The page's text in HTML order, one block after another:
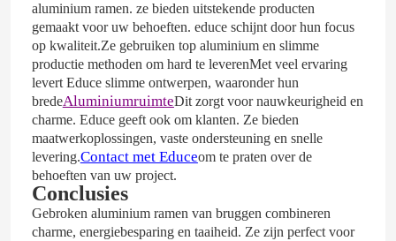
aluminium ramen. ze bieden uitstekende producten
gemaakt voor uw behoeften. educe schijnt door hun focus
op kwaliteit.Ze gebruiken top aluminium en slimme
productie methoden om hard te leverenMet veel ervaring
levert Educe slimme ontwerpen, waaronder hun
bredeAluminiumruimteDit zorgt voor nauwkeurigheid en
charme. Educe geeft ook om klanten. Ze bieden
maatwerkoplossingen, vaste ondersteuning en snelle
levering.Contact met Educeom te praten over de
behoeften van uw project.
Conclusies
Gebroken aluminium ramen van bruggen combineren
charme, energiebesparing en taaiheid. Ze zijn perfect voor